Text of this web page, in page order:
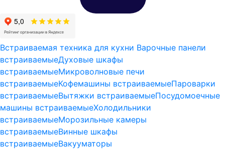
Встраиваемая техника для кухни Варочные панели
встраиваемыеДуховые шкафы
встраиваемыеМикроволновые печи
встраиваемыеКофемашины встраиваемыеПароварки
встраиваемыеВытяжки встраиваемыеПосудомоечные
машины встраиваемыеХолодильники
встраиваемыеМорозильные камеры
встраиваемыеВинные шкафы
встраиваемыеВакууматоры